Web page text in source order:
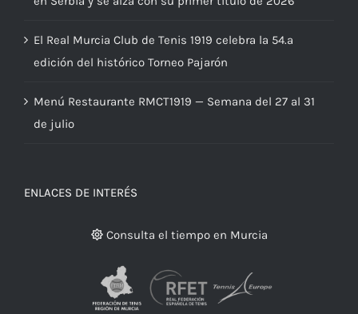
El Real Murcia Club de Tenis 1919 celebra la 54.ª
edición del histórico Torneo Pajarón
Menú Restaurante RMCT1919 — Semana del 27 al 31
de julio
ENLACES DE INTERÉS
Consulta el tiempo en Murcia